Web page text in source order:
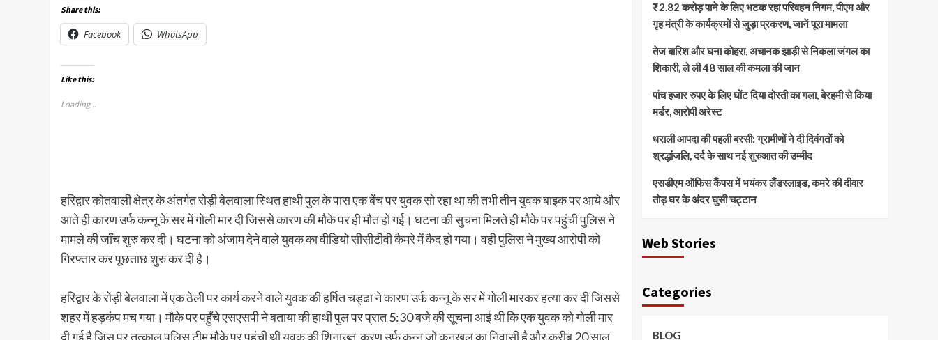
Share this:
Facebook WhatsApp
Like this:
Loading...
हरिद्वार कोतवाली क्षेत्र के अंतर्गत रोड़ी बेलवाला स्थित हाथी पुल के पास एक बेंच पर युवक सो रहा था की तभी तीन युवक बाइक पर आये और
आते ही कारण उर्फ कन्नू के सर में गोली मार दी जिससे कारण की मौके पर ही मौत हो गई। घटना की सुचना मिलते ही मौके पर पहुंची पुलिस ने
मामले की जाँच शुरु कर दी। घटना को अंजाम देने वाले युवक का वीडियो सीसीटीवी कैमरे में कैद हो गया। वही पुलिस ने मुख्य आरोपी को
गिरफ्तार कर पूछताछ शुरु कर दी है।
हरिद्वार के रोड़ी बेलवाला में एक ठेली पर कार्य करने वाले युवक की हर्षित चड्ढा ने कारण उर्फ कन्नू के सर में गोली मारकर हत्या कर दी जिससे
शहर में हड़कंप मच गया। मौके पर पहुँचे एसएसपी ने बताया की हाथी पुल पर प्रात 5:30 बजे की सूचना आई थी कि एक युवक को गोली मार
दी गई है जिस पर तत्काल पुलिस टीम मौके पर पहुंची थी युवक की शिनाख्त करण उर्फ कन्नू जो कनखल का निवासी है और करीब 20 साल
₹2.82 करोड़ पाने के लिए भटक रहा परिवहन निगम, पीएम और
गृह मंत्री के कार्यक्रमों से जुड़ा प्रकरण, जानें पूरा मामला
तेज बारिश और घना कोहरा, अचानक झाड़ी से निकला जंगल का
शिकारी, ले ली 48 साल की कमला की जान
पांच हजार रुपए के लिए घोंट दिया दोस्ती का गला, बेरहमी से किया
मर्डर, आरोपी अरेस्ट
धराली आपदा की पहली बरसी: ग्रामीणों ने दी दिवंगतों को
श्रद्धांजलि, दर्द के साथ नई शुरुआत की उम्मीद
एसडीएम ऑफिस कैंपस में भयंकर लैंडस्लाइड, कमरे की दीवार
तोड़ घर के अंदर घुसी चट्टान
Web Stories
Categories
BLOG